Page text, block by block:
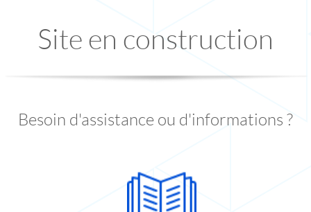
Site en construction
Besoin d'assistance ou d'informations ?